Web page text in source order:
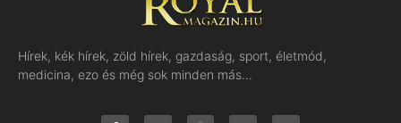
Hírek, kék hírek, zöld hírek, gazdaság, sport, életmód,
medicina, ezo és még sok minden más…